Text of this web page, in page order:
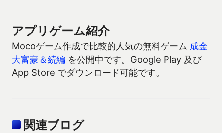
アプリゲーム紹介
Mocoゲーム作成で比較的人気の無料ゲーム 成金
大富豪＆続編 を公開中です。Google Play 及び
App Store でダウンロード可能です。
関連ブログ